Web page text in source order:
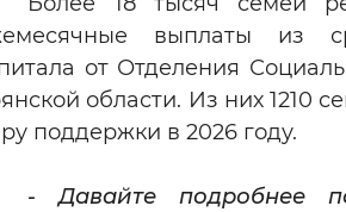
выплаты из
от Отделения
области. Из них 1210
поддержки в 2026 году.
- Давайте подробнее